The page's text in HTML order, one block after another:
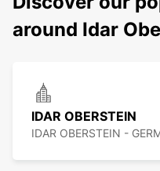
around Idar
IDAR OBERSTEIN
IDAR OBERSTEIN -